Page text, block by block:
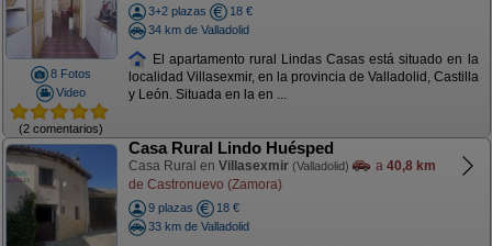
8 Fotos
Video
(2 comentarios)
3+2 plazas
18 €
34 km de Valladolid
El apartamento rural Lindas Casas está situado en la
localidad Villasexmir, en la provincia de Valladolid, Castilla
y León. Situada en la en ...
Casa Rural Lindo Huésped
Casa Rural en Villasexmir (Valladolid) a 40,8 km
de Castronuevo (Zamora)
9 plazas
18 €
33 km de Valladolid